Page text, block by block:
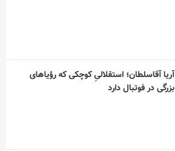
آریا آقاسلطان؛ استقلالیِ کوچکی که رؤیاهای
بزرگی در فوتبال دارد